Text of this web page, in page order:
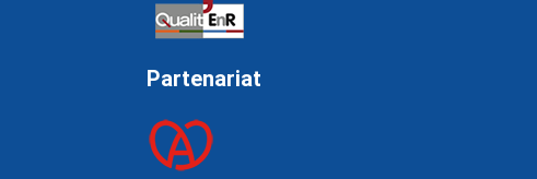
Partenariat